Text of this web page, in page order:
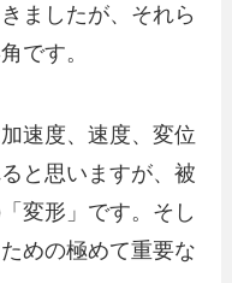
ましたが、それら
です。
速度、速度、変位
と思いますが、被
変形」です。そし
めの極めて重要な